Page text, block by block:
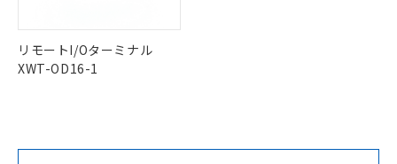
リモートI/Oターミナル
XWT-OD16-1
事前の承諾なく第三者に漏洩または開
示しないようお願いします。
部品在庫の切り替え状況などにより、予定
月が前後することがあります。
※3 非含有証明書ダウンロード
「10」：通常の使用状況下において有害物
質が外部に漏えいし、環境に深刻な影響を
該第三者に通知します。また当社は、
販売先および販売に係わる関係者が違
認ください)
空